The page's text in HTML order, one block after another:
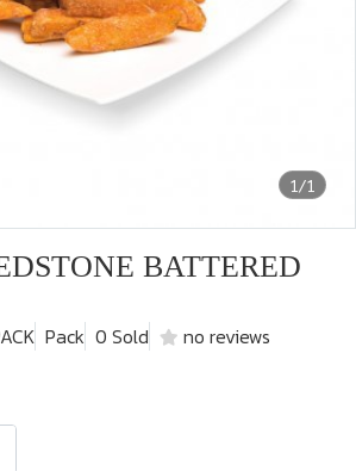
1/1
BATTERED
Pack 0 Sold no reviews